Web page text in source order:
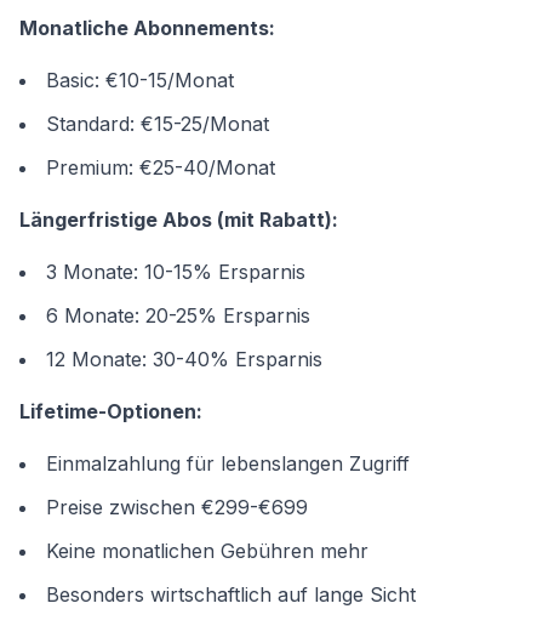
Monatliche Abonnements:
Basic: €10-15/Monat
Standard: €15-25/Monat
Premium: €25-40/Monat
Längerfristige Abos (mit Rabatt):
3 Monate: 10-15% Ersparnis
6 Monate: 20-25% Ersparnis
12 Monate: 30-40% Ersparnis
Lifetime-Optionen:
Einmalzahlung für lebenslangen Zugriff
Preise zwischen €299-€699
Keine monatlichen Gebühren mehr
Besonders wirtschaftlich auf lange Sicht